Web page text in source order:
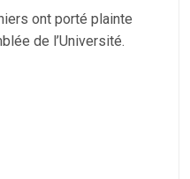
ont porté plainte
de l’Université.